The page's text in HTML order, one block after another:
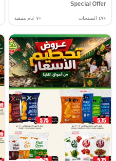
Special Offer
+٤٧ الصفحات +٧ ايام متبقية